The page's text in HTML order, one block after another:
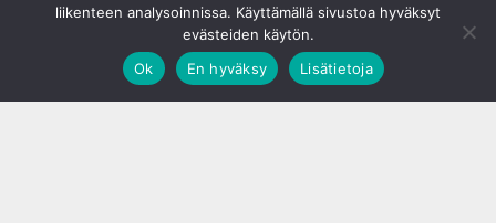
liikenteen analysoinnissa. Käyttämällä sivustoa hyväksyt
evästeiden käytön.
Ok
En hyväksy Lisätietoja